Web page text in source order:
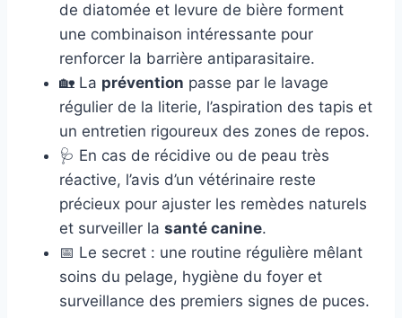
de diatomée et levure de bière forment
une combinaison intéressante pour
renforcer la barrière antiparasitaire.
🏡 La prévention passe par le lavage
régulier de la literie, l’aspiration des tapis et
un entretien rigoureux des zones de repos.
🩺 En cas de récidive ou de peau très
réactive, l’avis d’un vétérinaire reste
précieux pour ajuster les remèdes naturels
et surveiller la santé canine.
📅 Le secret : une routine régulière mêlant
soins du pelage, hygiène du foyer et
surveillance des premiers signes de puces.